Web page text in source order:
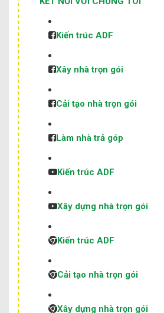
Kiến trúc ADF
Xây nhà trọn gói
Cải tạo nhà trọn gói
Làm nhà trả góp
Kiến trúc ADF
Xây dựng nhà trọn gói
Kiến trúc ADF
Cải tạo nhà trọn gói
Xây dựng nhà trọn gói